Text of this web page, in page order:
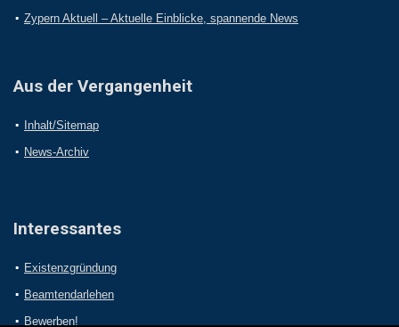
Zypern Aktuell – Aktuelle Einblicke, spannende News
Aus der Vergangenheit
Inhalt/Sitemap
News-Archiv
Interessantes
Existenzgründung
Beamtendarlehen
Bewerben!